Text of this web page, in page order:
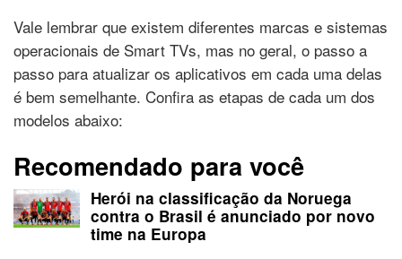
Vale lembrar que existem diferentes marcas e sistemas
operacionais de Smart TVs, mas no geral, o passo a
passo para atualizar os aplicativos em cada uma delas
é bem semelhante. Confira as etapas de cada um dos
modelos abaixo:
Recomendado para você
Herói na classificação da Noruega
contra o Brasil é anunciado por novo
time na Europa